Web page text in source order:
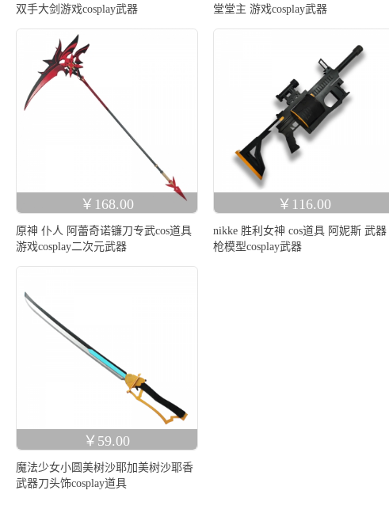
双手大剑游戏cosplay武器
堂堂主 游戏cosplay武器
￥168.00
原神 仆人 阿蕾奇诺镰刀专武cos道具
游戏cosplay二次元武器
￥116.00
nikke 胜利女神 cos道具 阿妮斯 武器
枪模型cosplay武器
￥59.00
魔法少女小圆美树沙耶加美树沙耶香
武器刀头饰cosplay道具